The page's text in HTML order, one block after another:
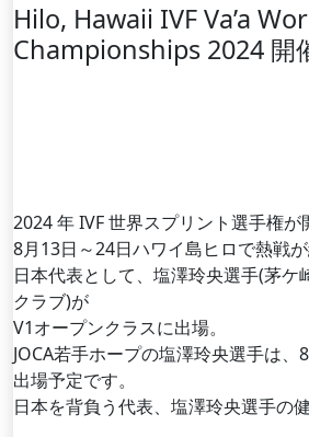
Hilo, Hawaii IVF Va’a
Championships 2024 開
2024 年 IVF 世界スプリント選手権が
8月13日～24日ハワイ島ヒロで熱戦が
日本代表として、塩澤玲央選手(茅ケ
クラブ)が
V1オープンクラスに出場。
JOCA若手ホープの塩澤玲央選手は、
出場予定です。
日本を背負う代表、塩澤玲央選手の